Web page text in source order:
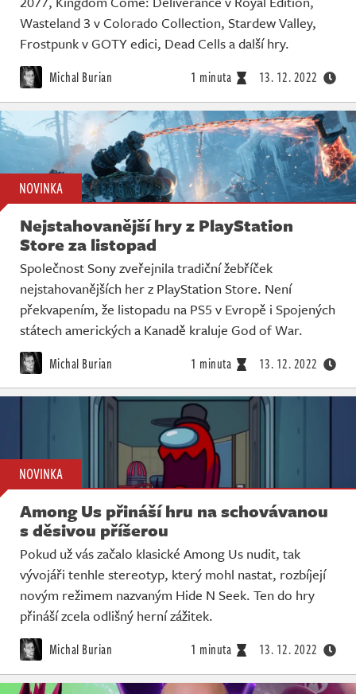
Wasteland 3 v Colorado Collection, Stardew Valley,
Frostpunk v GOTY edici, Dead Cells a další hry.
Michal Burian 1 minuta 13. 12. 2022
NOVINKA
Nejstahovanější hry z PlayStation
Store za listopad
Společnost Sony zveřejnila tradiční žebříček
nejstahovanějších her z PlayStation Store. Není
překvapením, že listopadu na PS5 v Evropě i Spojených
státech amerických a Kanadě kraluje God of War.
Michal Burian 1 minuta 13. 12. 2022
NOVINKA
Among Us přináší hru na schovávanou
s děsivou příšerou
Pokud už vás začalo klasické Among Us nudit, tak
vývojáři tenhle stereotyp, který mohl nastat, rozbíjejí
novým režimem nazvaným Hide N Seek. Ten do hry
přináší zcela odlišný herní zážitek.
Michal Burian 1 minuta 13. 12. 2022